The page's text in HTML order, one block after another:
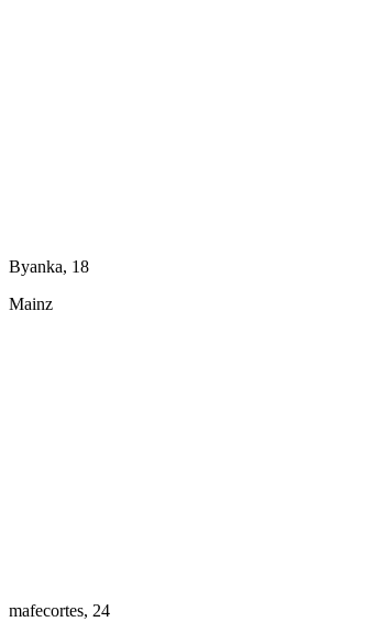
Byanka, 18
Mainz
mafecortes, 24